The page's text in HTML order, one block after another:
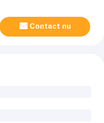
Contact nu